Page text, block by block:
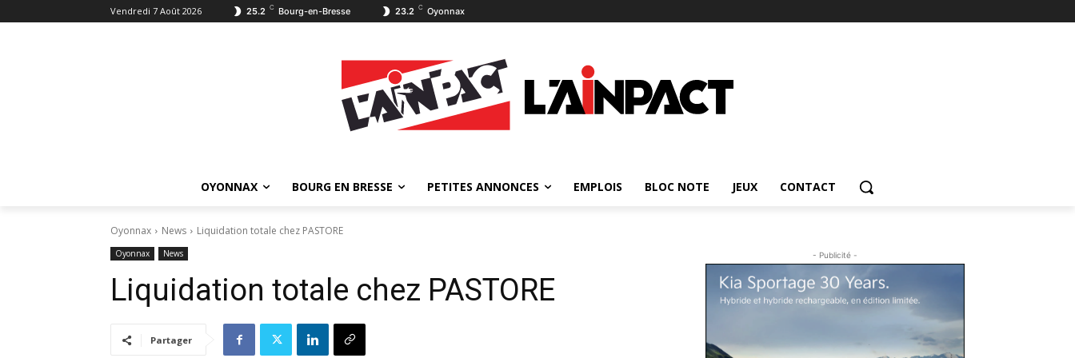
Vendredi 7 Août 2026 25.2 C Bourg-en-Bresse 23.2 C Oyonnax
OYONNAX BOURG EN BRESSE PETITES ANNONCES EMPLOIS BLOC NOTE JEUX CONTACT
Oyonnax News Liquidation totale chez PASTORE
Oyonnax News
Liquidation totale chez PASTORE
Partager
- Publicité -